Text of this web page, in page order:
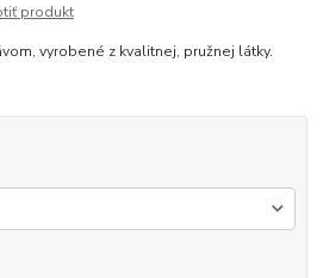
produkt
vyrobené z kvalitnej, pružnej látky.